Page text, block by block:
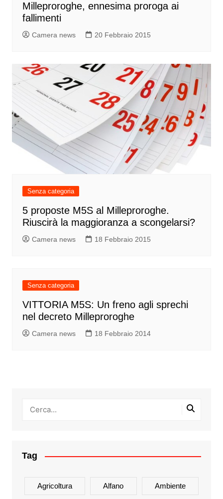
Milleproroghe, ennesima proroga ai
fallimenti
Camera news 20 Febbraio 2015
Senza categoria
5 proposte M5S al Milleproroghe.
Riuscirà la maggioranza a scongelarsi?
Camera news 18 Febbraio 2015
Senza categoria
VITTORIA M5S: Un freno agli sprechi
nel decreto Milleproroghe
Camera news 18 Febbraio 2014
Tag
Agricoltura Alfano Ambiente